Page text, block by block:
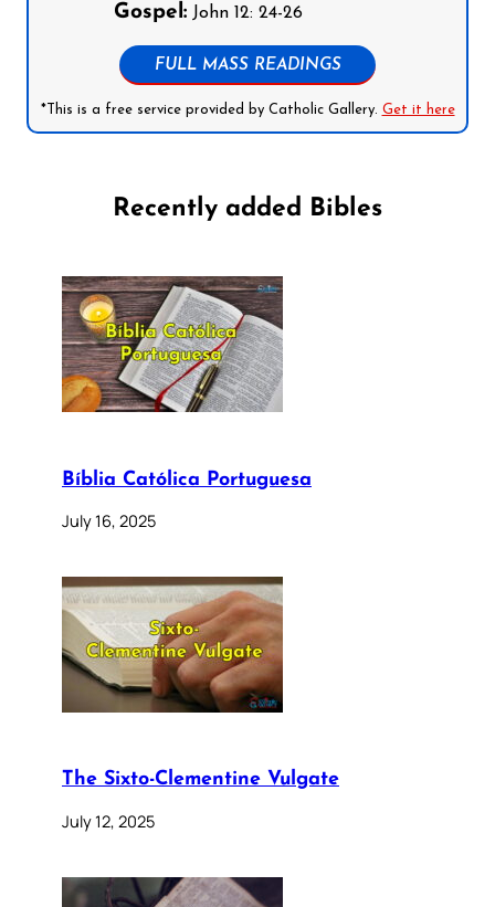
Gospel: John 12: 24-26
FULL MASS READINGS
*This is a free service provided by Catholic Gallery. Get it here
Recently added Bibles
Bíblia Católica Portuguesa
July 16, 2025
The Sixto-Clementine Vulgate
July 12, 2025